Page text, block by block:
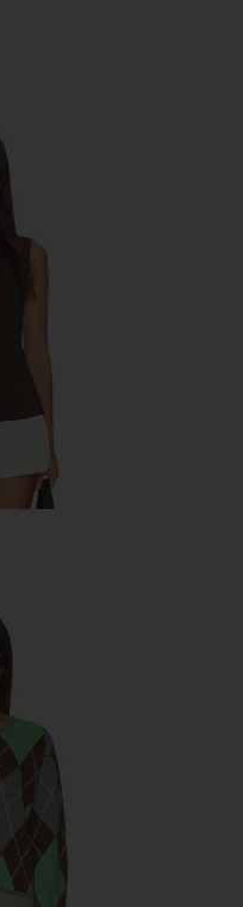
Top
AGGIE メリノアーガイルカーディガン